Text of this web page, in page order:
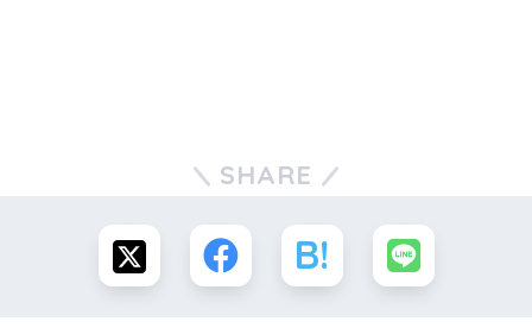
SHARE